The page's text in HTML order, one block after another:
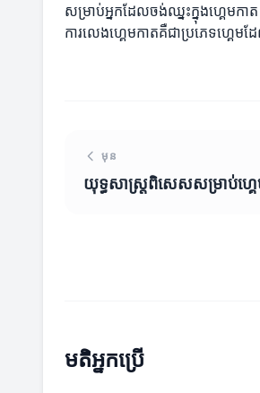
សម្រាប់អ្នកដែលចង់ឈ្នះក្នុងហ្គេមក
ការលេងហ្គេមកាតគឺជាប្រភេទហ្គេម
មុន
យុទ្ធសាស្ត្រពិសេសសម្រាប់ហ្គ
មតិអ្នកប្រើ